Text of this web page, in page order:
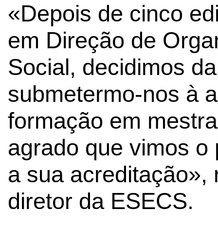
«Depois de cinco
em Direção de
Social, decidimos
submetermo-nos à
formação em
agrado que vimos
a sua acreditação»,
diretor da ESECS.